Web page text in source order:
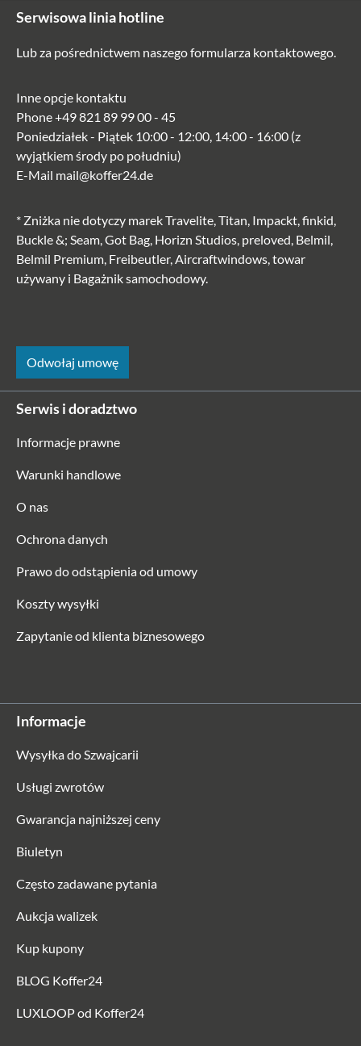
Serwisowa linia hotline
Lub za pośrednictwem naszegoformularza kontaktowego.
Inne opcje kontaktu
Phone+49 821 89 99 00 - 45
Poniedziałek - Piątek 10:00 - 12:00, 14:00 - 16:00 (z
wyjątkiem środy po południu)
E-Mail mail@koffer24.de
* Zniżka nie dotyczy marek Travelite, Titan, Impackt, finkid,
Buckle &; Seam, Got Bag, Horizn Studios, preloved, Belmil,
Belmil Premium, Freibeutler, Aircraftwindows, towar
używany i Bagażnik samochodowy.
Odwołaj umowę
Serwis i doradztwo
Informacje prawne
Warunki handlowe
O nas
Ochrona danych
Prawo do odstąpienia od umowy
Koszty wysyłki
Zapytanie od klienta biznesowego
Informacje
Wysyłka do Szwajcarii
Usługi zwrotów
Gwarancja najniższej ceny
Biuletyn
Często zadawane pytania
Aukcja walizek
Kup kupony
BLOG Koffer24
LUXLOOP od Koffer24